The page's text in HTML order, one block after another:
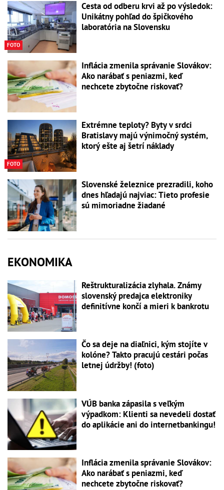
FOTO
Cesta od odberu krvi až po výsledok:
Unikátny pohľad do špičkového
laboratória na Slovensku
Inflácia zmenila správanie Slovákov:
Ako narábať s peniazmi, keď
nechcete zbytočne riskovať?
FOTO
Extrémne teploty? Byty v srdci
Bratislavy majú výnimočný systém,
ktorý ešte aj šetrí náklady
Slovenské železnice prezradili, koho
dnes hľadajú najviac: Tieto profesie
sú mimoriadne žiadané
EKONOMIKA
Reštrukturalizácia zlyhala. Známy
slovenský predajca elektroniky
definitívne končí a mieri k bankrotu
Čo sa deje na diaľnici, kým stojíte v
kolóne? Takto pracujú cestári počas
letnej údržby! (foto)
VÚB banka zápasila s veľkým
výpadkom: Klienti sa nevedeli dostať
do aplikácie ani do internetbankingu!
Inflácia zmenila správanie Slovákov:
Ako narábať s peniazmi, keď
nechcete zbytočne riskovať?